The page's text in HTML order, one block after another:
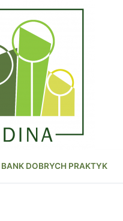
BANK DOBRYCH PRAKTYK